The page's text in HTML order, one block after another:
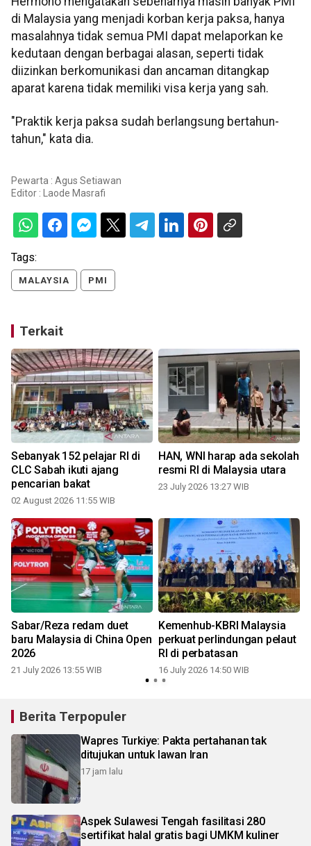
di Malaysia yang menjadi korban kerja paksa, hanya
masalahnya tidak semua PMI dapat melaporkan ke
kedutaan dengan berbagai alasan, seperti tidak
diizinkan berkomunikasi dan ancaman ditangkap
aparat karena tidak memiliki visa kerja yang sah.
"Praktik kerja paksa sudah berlangsung bertahun-
tahun," kata dia.
Pewarta : Agus Setiawan
Editor :
Laode Masrafi
Tags:
MALAYSIA PMI
Terkait
Sebanyak 152 pelajar RI di
CLC Sabah ikuti ajang
pencarian bakat
02 August 2026 11:55 WIB
HAN, WNI harap ada sekolah
resmi RI di Malaysia utara
23 July 2026 13:27 WIB
Sabar/Reza redam duet
baru Malaysia di China Open
2026
21 July 2026 13:55 WIB
Kemenhub-KBRI Malaysia
perkuat perlindungan pelaut
RI di perbatasan
16 July 2026 14:50 WIB
Berita Terpopuler
Wapres Turkiye: Pakta pertahanan tak
ditujukan untuk lawan Iran
17 jam lalu
Aspek Sulawesi Tengah fasilitasi 280
sertifikat halal gratis bagi UMKM kuliner